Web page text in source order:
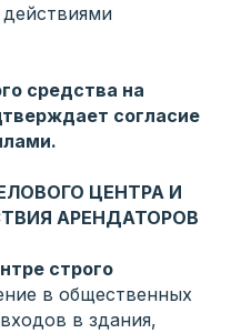
средства на
согласие
ЦЕНТРА И
АРЕНДАТОРОВ
строго
в общественных
в здания,